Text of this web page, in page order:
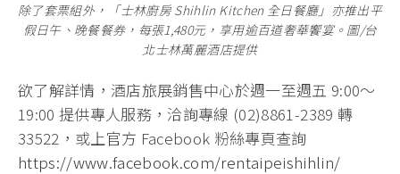
除了套票組外，「士林廚房 Shihlin Kitchen 全日餐廳」亦推出平
假日午、晚餐餐券，每張1,480元，享用逾百道奢華饗宴。圖/台
北士林萬麗酒店提供
欲了解詳情，酒店旅展銷售中心於週一至週五 9:00～
19:00 提供專人服務，洽詢專線 (02)8861-2389 轉
33522，或上官方 Facebook 粉絲專頁查詢
https://www.facebook.com/rentaipeishihlin/